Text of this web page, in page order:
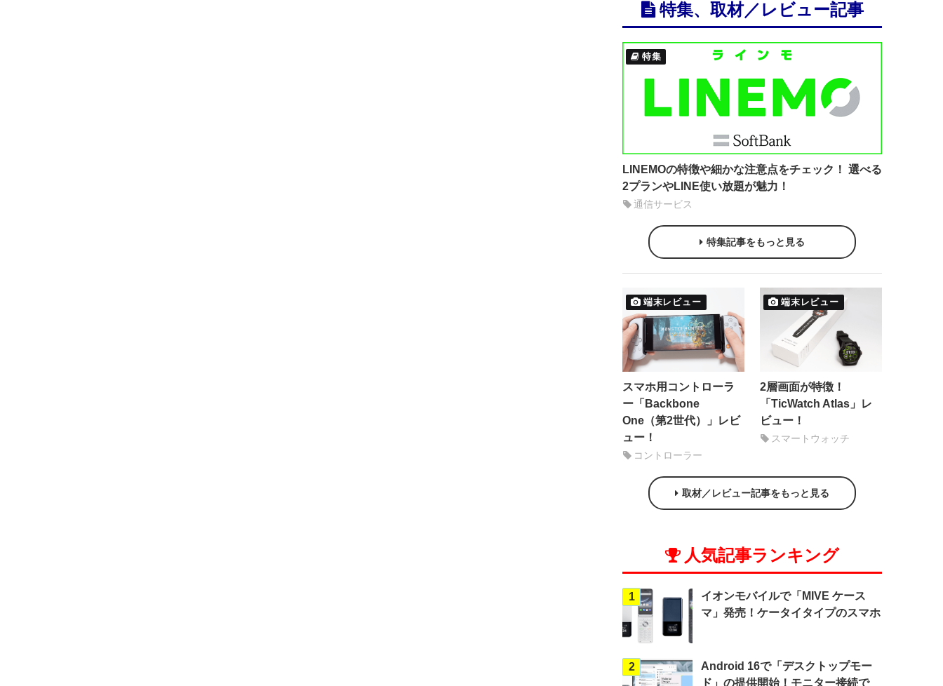
特集、取材／レビュー記事
特集
LINEMOの特徴や細かな注意点をチェック！ 選べる
2プランやLINE使い放題が魅力！
通信サービス
特集記事をもっと見る
端末レビュー
スマホ用コントローラ
ー「Backbone
One（第2世代）」レビ
ュー！
コントローラー
端末レビュー
2層画面が特徴！
「TicWatch Atlas」レ
ビュー！
スマートウォッチ
取材／レビュー記事をもっと見る
人気記事ランキング
1
イオンモバイルで「MIVE ケース
マ」発売！ケータイタイプのスマホ
2
Android 16で「デスクトップモー
ド」の提供開始！モニター接続で